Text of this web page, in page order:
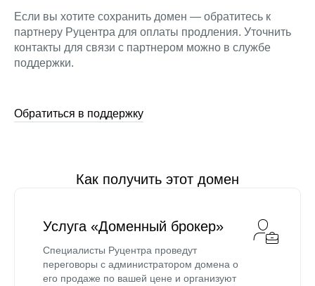
Если вы хотите сохранить домен — обратитесь к
партнеру Руцентра для оплаты продления. Уточнить
контакты для связи с партнером можно в службе
поддержки.
Обратиться в поддержку
Как получить этот домен
Услуга «Доменный брокер»
Специалисты Руцентра проведут
переговоры с администратором домена о
его продаже по вашей цене и организуют